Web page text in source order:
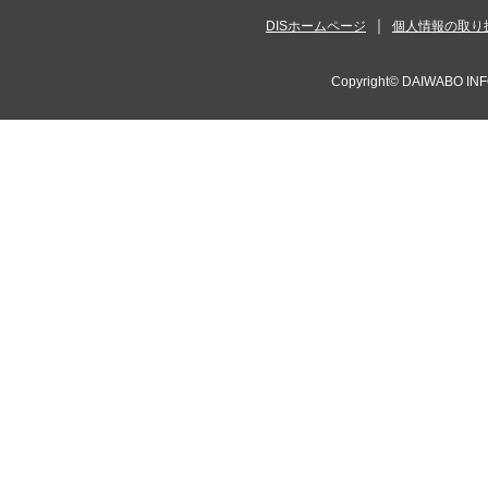
DISホームページ 個人情報の取り
Copyright© DAIWABO